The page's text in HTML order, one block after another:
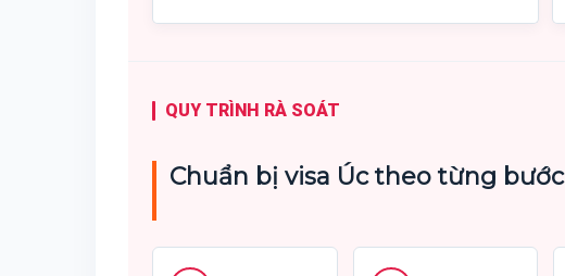
QUY TRÌNH RÀ SOÁT
Chuẩn bị visa Úc theo từng bước